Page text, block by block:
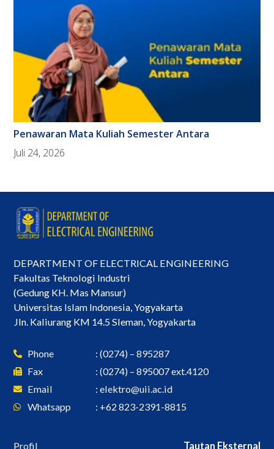
Penawaran Mata Kuliah Semester Antara
Juli 24, 2026
DEPARTMENT OF ELECTRICAL ENGINEERING
Fakultas Teknologi Industri
(Gedung KH. Mas Mansur)
Universitas Islam Indonesia, Yogyakarta
Jln. Kaliurang KM 14.5 Sleman, Yogyakarta
Phone
Fax
Email
Whatsapp
: (0274) – 895287
: (0274) – 895007 ext.4120
: elektro@uii.ac.id
: +62 823-2391-8815
Profil Tautan Eksternal